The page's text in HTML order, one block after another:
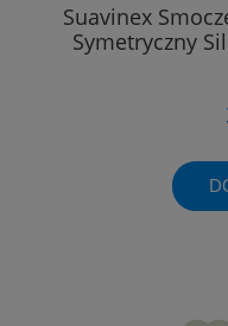
Suavinex
Symetryczny